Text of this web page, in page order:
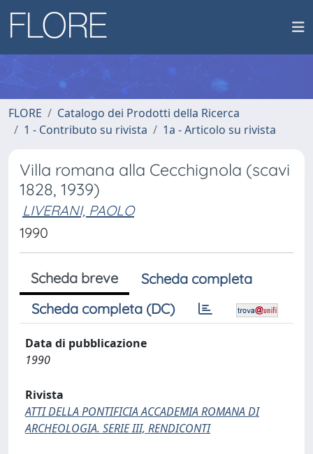
FLORE
Catalogo dei Prodotti della Ricerca
1 - Contributo su rivista
1a - Articolo su rivista
Villa romana alla Cecchignola (scavi
1828, 1939)
LIVERANI, PAOLO
1990
Scheda breve
Scheda completa
Scheda completa (DC)
Data di pubblicazione
1990
Rivista
ATTI DELLA PONTIFICIA ACCADEMIA ROMANA DI
ARCHEOLOGIA. SERIE III, RENDICONTI